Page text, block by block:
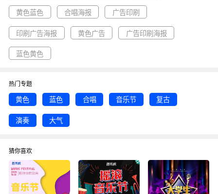
黄色蓝色 合唱海报 广告印刷
印刷广告海报 黄色广告 广告印刷海报
蓝色黄色
热门专题
黄色 蓝色 合唱 音乐节 复古
演奏 大气
猜你喜欢